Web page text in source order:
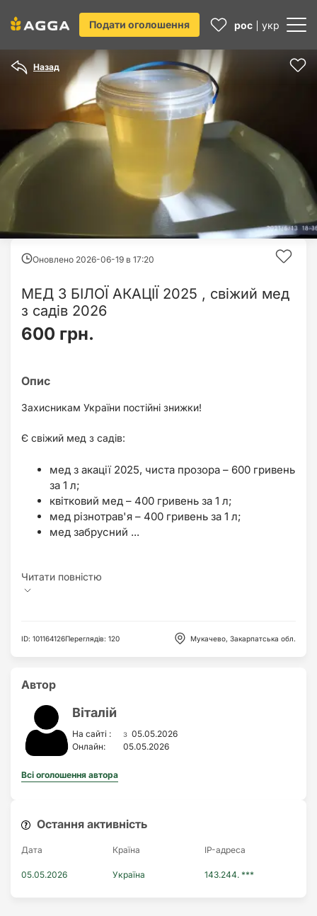
Подати оголошення рос укр
Назад
Оновлено 2026-06-19 в 17:20
МЕД З БІЛОЇ АКАЦІЇ 2025 , свіжий мед
з садів 2026
600 грн.
Захисникам України постійні знижки!
Є свіжий мед з садів:
мед з акації 2025, чиста прозора – 600 гривень
за 1 л;
квітковий мед – 400 гривень за 1 л;
мед різнотрав'я – 400 гривень за 1 л;
мед забрусний ...
ID: 101164126Переглядів: 120 Мукачево, Закарпатська обл.
Автор
Віталій
На сайті : з 05.05.2026
Онлайн:
05.05.2026
Всі оголошення автора
Остання активність
Дата Країна IP-адреса
05.05.2026 Україна 143.244. ***